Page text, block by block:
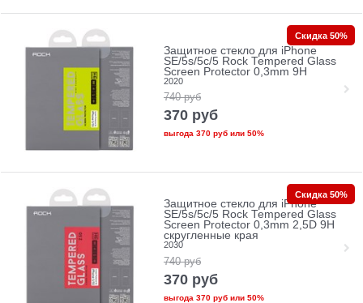
Защитное стекло для iPhone
SE/5s/5с/5 Rock Tempered Glass
Screen Protector 0,3mm 9H
2020
740 руб
370 руб
выгода 370 рубили 50%
Скидка 50%
Защитное стекло для iPhone
SE/5s/5с/5 Rock Tempered Glass
Screen Protector 0,3mm 2,5D 9H
скругленные края
2030
740 руб
370 руб
выгода 370 рубили 50%
Скидка 50%